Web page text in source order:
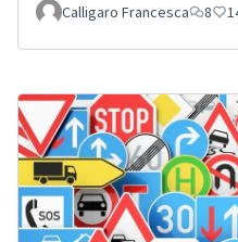
Calligaro Francesca 8